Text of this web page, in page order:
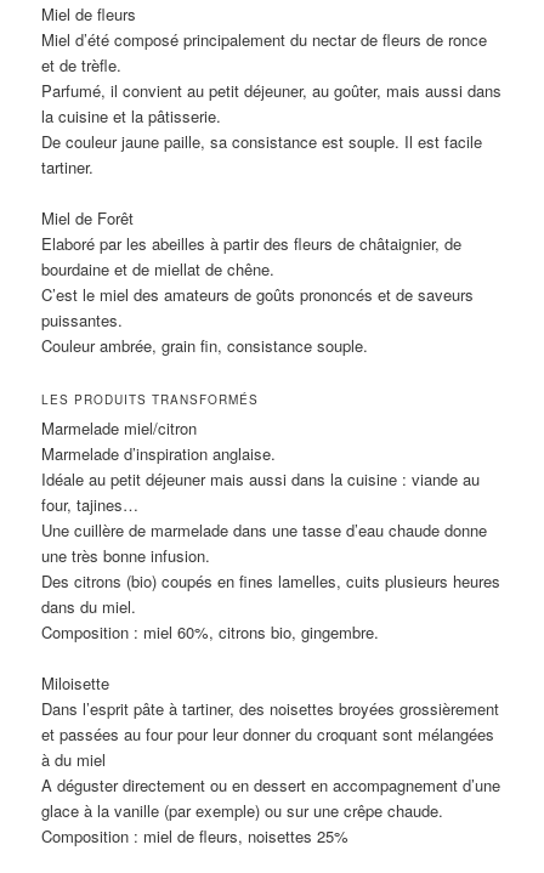
Miel de fleurs
Miel d’été composé principalement du nectar de fleurs de ronce
et de trèfle.
Parfumé, il convient au petit déjeuner, au goûter, mais aussi dans
la cuisine et la pâtisserie.
De couleur jaune paille, sa consistance est souple. Il est facile
tartiner.
Miel de Forêt
Elaboré par les abeilles à partir des fleurs de châtaignier, de
bourdaine et de miellat de chêne.
C’est le miel des amateurs de goûts prononcés et de saveurs
puissantes.
Couleur ambrée, grain fin, consistance souple.
LES PRODUITS TRANSFORMÉS
Marmelade miel/citron
Marmelade d’inspiration anglaise.
Idéale au petit déjeuner mais aussi dans la cuisine : viande au
four, tajines…
Une cuillère de marmelade dans une tasse d’eau chaude donne
une très bonne infusion.
Des citrons (bio) coupés en fines lamelles, cuits plusieurs heures
dans du miel.
Composition : miel 60%, citrons bio, gingembre.
Miloisette
Dans l’esprit pâte à tartiner, des noisettes broyées grossièrement
et passées au four pour leur donner du croquant sont mélangées
à du miel
A déguster directement ou en dessert en accompagnement d’une
glace à la vanille (par exemple) ou sur une crêpe chaude.
Composition : miel de fleurs, noisettes 25%